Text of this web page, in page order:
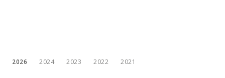
2026 2024 2023 2022 2021